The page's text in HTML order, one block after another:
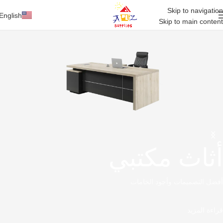
Skip to navigation
Skip to main content